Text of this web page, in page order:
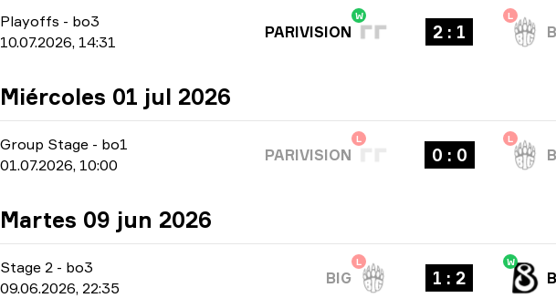
Playoffs - bo3
10.07.2026, 14:31
W
PARIVISION 2 : 1
L
Miércoles 01 jul 2026
Group Stage - bo1
01.07.2026, 10:00
L
PARIVISION 0 : 0
L
Martes 09 jun 2026
Stage 2 - bo3
09.06.2026, 22:35
L
BIG 1 : 2
W